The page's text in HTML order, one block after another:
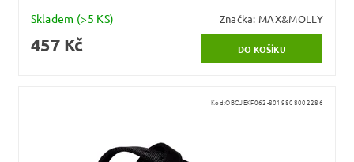
Skladem (>5 KS) Značka: MAX&MOLLY
457 Kč
Kód:OBOJEKF062-8019808002286